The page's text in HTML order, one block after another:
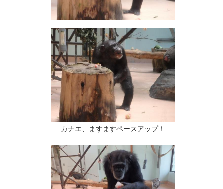
カナエ、ますますペースアップ！